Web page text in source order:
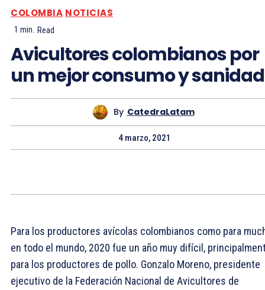
COLOMBIA NOTICIAS
1 min. Read
Avicultores colombianos por
un mejor consumo y sanidad
By CatedraLatam
4 marzo, 2021
Para los productores avícolas colombianos como para
en todo el mundo, 2020 fue un año muy difícil,
para los productores de pollo. Gonzalo Moreno, presidente
ejecutivo de la Federación Nacional de Avicultores de